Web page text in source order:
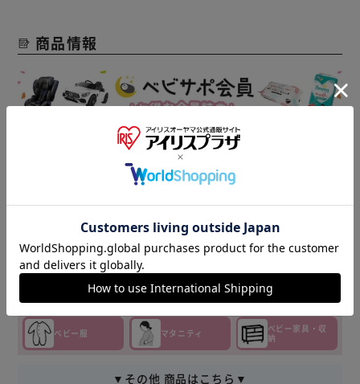
商品情報
▼その他 オススメ商品はこちら▼
セーフティ おもちゃ ベビーフード
ベビーケア・
ベビー布団・
授乳・食事
ベビー服 マタニティ
ベビー家具・収
納
▼その他 商品はこちら▼